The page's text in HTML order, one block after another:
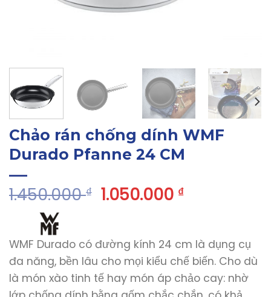
Chảo rán chống dính WMF
Durado Pfanne 24 CM
1.450.000₫ 1.050.000 ₫
WMF Durado có đường kính 24 cm là dụng cụ
đa năng, bền lâu cho mọi kiểu chế biến. Cho dù
là món xào tinh tế hay món áp chảo cay: nhờ